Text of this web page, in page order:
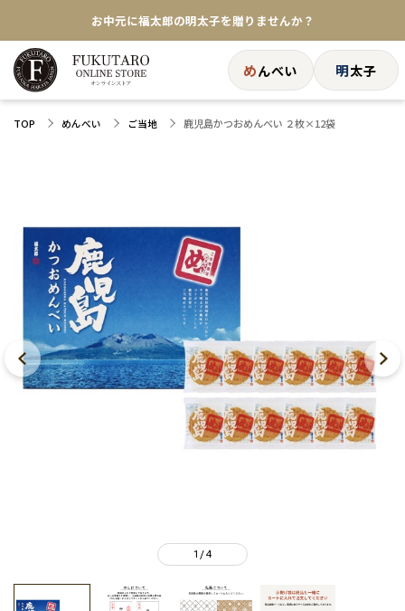
お中元に福太郎の明太子を贈りませんか？
★めんべい25周年記念商品が登場★
【色々な味を試したい方へ】ポストイン！めんべい
めんべい 明太子
TOP めんべい ご当地 鹿児島かつおめんべい ２枚×12袋
1 /4